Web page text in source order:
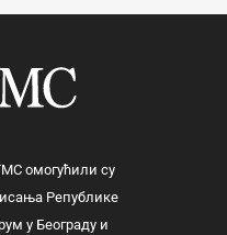
омогућили су
Републике
у Београду и